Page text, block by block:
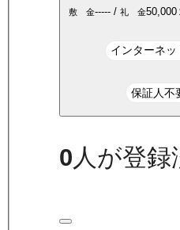
敷 金-----/ 礼 金50,000
インターネッ
保証人不
0 人が登録